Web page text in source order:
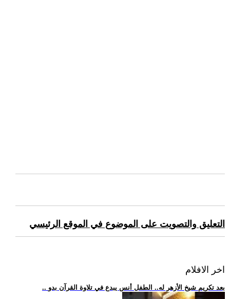
التعليق والتصويت على الموضوع في الموقع الرئيسي
اخر الافلام
.. بعد تكريم شيخ الأزهر له.. الطفل أنس يبدع في تلاوة القرآن بدو